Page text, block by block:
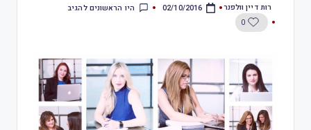
רות דיין וולפנר 02/10/2016
היו הראשונים להגיב
0